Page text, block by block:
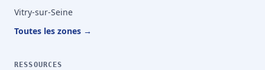
Vitry-sur-Seine
Toutes les zones →
RESSOURCES